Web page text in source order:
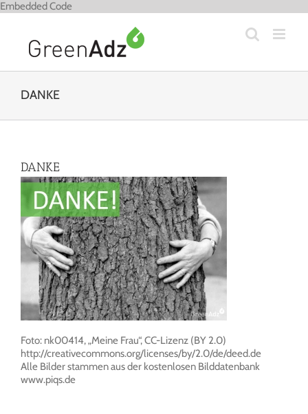
Embedded Code
DANKE
DANKE
Foto: nk00414, „Meine Frau“, CC-Lizenz (BY 2.0)
http://creativecommons.org/licenses/by/2.0/de/deed.de
Alle Bilder stammen aus der kostenlosen Bilddatenbank
www.piqs.de